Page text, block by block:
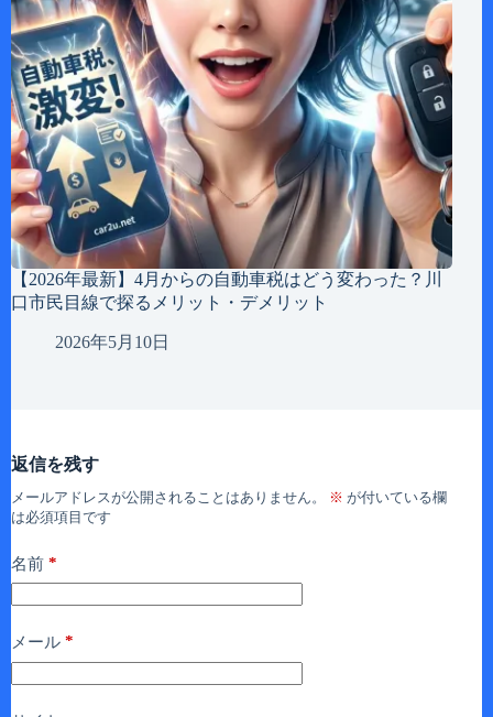
【2026年最新】4月からの自動車税はどう変わった？川
口市民目線で探るメリット・デメリット
2026年5月10日
返信を残す
メールアドレスが公開されることはありません。 ※ が付いている欄
は必須項目です
名前 *
メール *